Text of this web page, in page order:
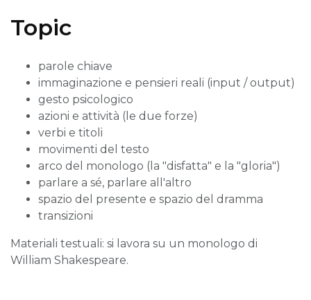
Topic
parole chiave
immaginazione e pensieri reali (input / output)
gesto psicologico
azioni e attività (le due forze)
verbi e titoli
movimenti del testo
arco del monologo (la "disfatta" e la "gloria")
parlare a sé, parlare all'altro
spazio del presente e spazio del dramma
transizioni
Materiali testuali: si lavora su un monologo di
William Shakespeare.